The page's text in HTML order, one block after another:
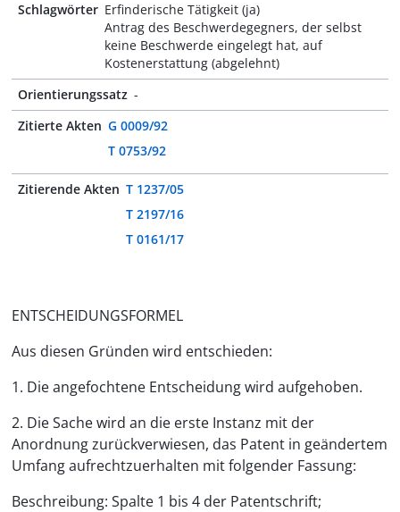
Schlagwörter Erfinderische Tätigkeit (ja)
Antrag des Beschwerdegegners, der selbst
keine Beschwerde eingelegt hat, auf
Kostenerstattung (abgelehnt)
Orientierungssatz -
Zitierte Akten G 0009/92
T 0753/92
Zitierende Akten T 1237/05
T 2197/16
T 0161/17
ENTSCHEIDUNGSFORMEL
Aus diesen Gründen wird entschieden:
1. Die angefochtene Entscheidung wird aufgehoben.
2. Die Sache wird an die erste Instanz mit der
Anordnung zurückverwiesen, das Patent in geändertem
Umfang aufrechtzuerhalten mit folgender Fassung:
Beschreibung: Spalte 1 bis 4 der Patentschrift;